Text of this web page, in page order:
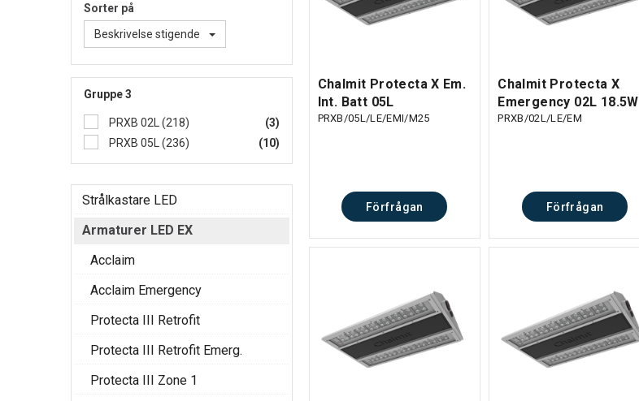
Sorter på
Beskrivelse stigende
Gruppe 3
PRXB 02L (218)
(3)
PRXB 05L (236)
(10)
Strålkastare LED
Armaturer LED EX
Acclaim
Acclaim Emergency
Protecta III Retrofit
Protecta III Retrofit Emerg.
Protecta III Zone 1
Chalmit Protecta X Em.
Int. Batt 05L
PRXB/05L/LE/EMI/M25
Förfrågan
Chalmit Protecta X
Emergency 02L 18.5W
PRXB/02L/LE/EM
Förfrågan